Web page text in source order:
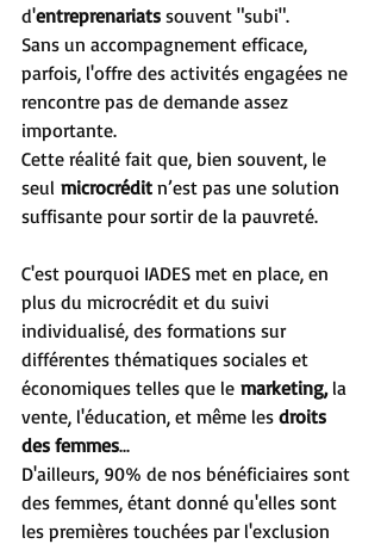
d'entreprenariats souvent "subi".
Sans un accompagnement efficace,
parfois, l'offre des activités engagées ne
rencontre pas de demande assez
importante.
Cette réalité fait que, bien souvent, le
seul microcrédit n’est pas une solution
suffisante pour sortir de la pauvreté.
C'est pourquoi IADES met en place, en
plus du microcrédit et du suivi
individualisé, des formations sur
différentes thématiques sociales et
économiques telles que le marketing, la
vente, l'éducation, et même les droits
des femmes...
D'ailleurs, 90% de nos bénéficiaires sont
des femmes, étant donné qu'elles sont
les premières touchées par l'exclusion